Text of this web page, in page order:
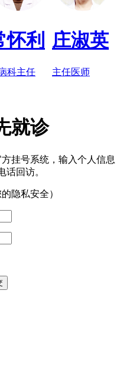
怀利
科主任
庄淑英
主任医师
就诊
挂号系统，输入个人信息
话回访。
隐私安全）